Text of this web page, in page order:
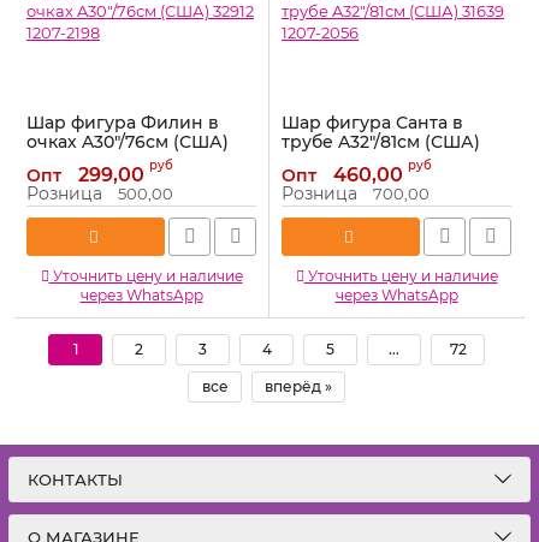
Шар фигура Филин в
очках A30"/76см (США)
32912 1207-2198
Артикул: 1207-2198
Опт 299,00 руб
Розница 500,00
Уточнить цену и наличие
через WhatsApp
Шар фигура Санта в
трубе A32"/81см (США)
31639 1207-2056
Артикул: 1207-2056
Опт 460,00 руб
Розница 700,00
Уточнить цену и наличие
через WhatsApp
1 2 3 4 5 ... 72
все вперёд »
КОНТАКТЫ
О МАГАЗИНЕ